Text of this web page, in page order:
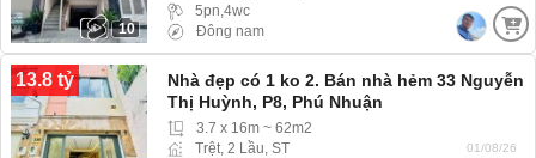
10
5pn,4wc
Đông nam
13.8 tỷ
Nhà đẹp có 1 ko 2. Bán nhà hẻm 33 Nguyễn
Thị Huỳnh, P8, Phú Nhuận
3.7 x 16m ~ 62m2
Trệt, 2 Lầu, ST
01/08/26